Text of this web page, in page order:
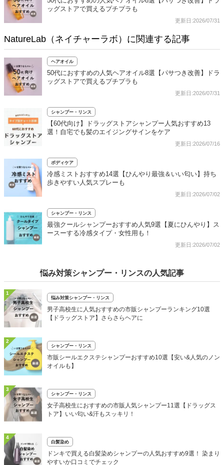
ッグストアで買えるプチプラも
更新日:2026/07/31
NatureLab（ネイチャーラボ）に関連する記事
ヘアオイル
50代におすすめの人気ヘアオイル8選【パサつき改善】ドラ
ッグストアで買えるプチプラも
更新日:2026/07/31
シャンプー・リンス
【60代向け】ドラッグストアシャンプー人気おすすめ13
選！自宅でも髪のエイジングサインをケア
更新日:2026/07/16
ボディケア
冷感ミストおすすめ14選【ひんやり最強＆いい匂い】持ち
歩きやすい人気スプレーも
更新日:2026/07/02
シャンプー・リンス
最強クールシャンプーおすすめ人気9選【夏にひんやり】ス
ースーする冷感タイプ・女性用も！
更新日:2026/07/02
悩み対策シャンプー・リンスの人気記事
1
悩み対策シャンプー・リンス
男子高校生に人気おすすめの市販シャンプーランキング10選
【ドラッグストア】さらさらヘアに
2
シャンプー・リンス
市販シールエクステシャンプーおすすめ10選【安い&人気のノン
オイルも】
3
シャンプー・リンス
女子高校生におすすめの市販人気シャンプー11選【ドラッグス
トア】いい匂い&汗もスッキリ！
4
白髪染め
ドンキで買える白髪染めシャンプーの人気おすすめ9選！ 染まり
やすいか口コミでチェック